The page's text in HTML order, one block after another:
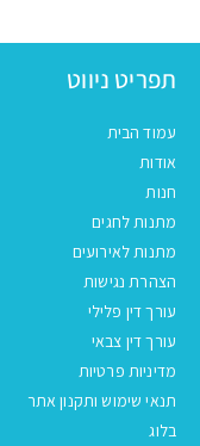
תפריט ניווט
עמוד הבית
אודות
חנות
מתנות לחגים
מתנות לאירועים
הצהרת נגישות
עורך דין פלילי
עורך דין צבאי
מדיניות פרטיות
תנאי שימוש ותקנון אתר
בלוג